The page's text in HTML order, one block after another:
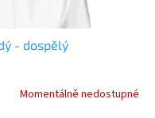
- dospělý
Momentálně nedostupné